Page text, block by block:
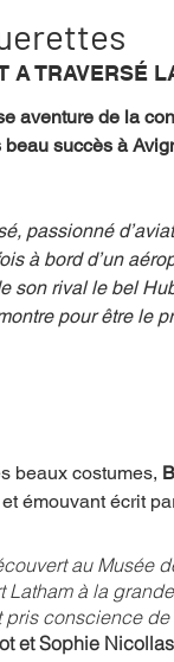
Musée
A TRAVERSÉ
aventure de la
beau succès à
passionné
à bord d’un
son rival le bel
pour être le
beaux costumes,
émouvant écrit
au Musée
Latham à la
pris conscience
et Sophie Nicollas